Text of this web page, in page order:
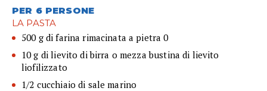
PER 6 PERSONE
LA PASTA
500 g di farina rimacinata a pietra 0
10 g di lievito di birra o mezza bustina di lievito
liofilizzato
1/2 cucchiaio di sale marino